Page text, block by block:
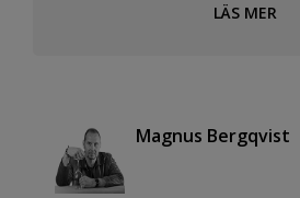
LÄS MER
Magnus Bergqvist